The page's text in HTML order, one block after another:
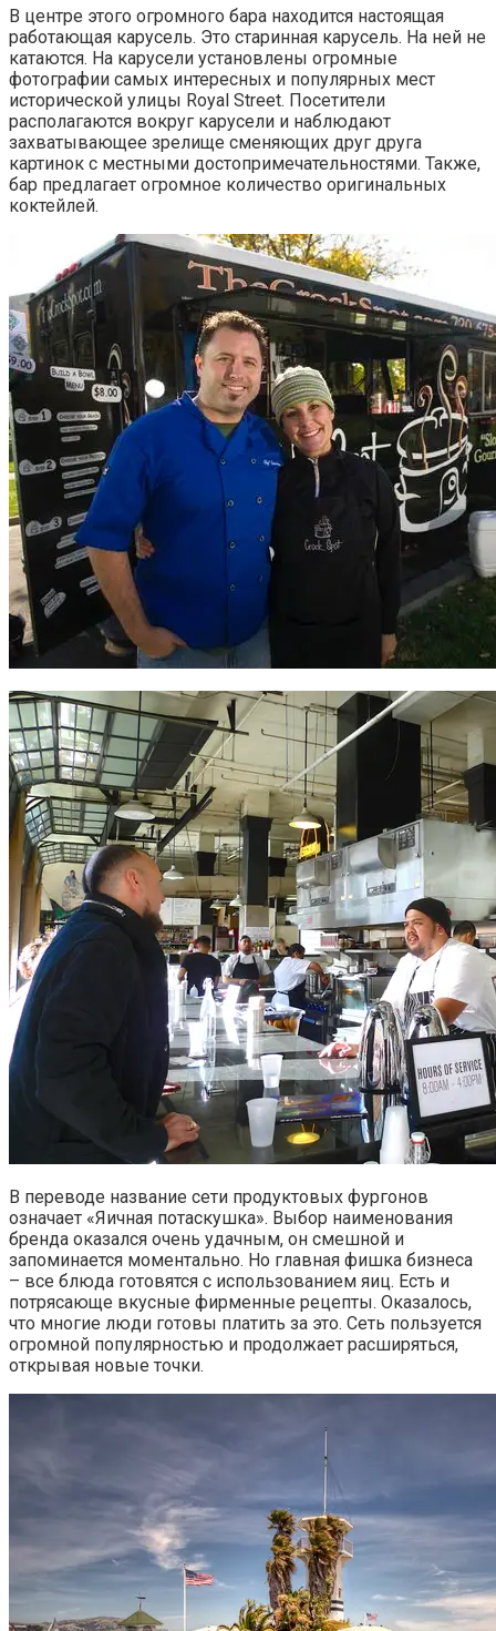
В центре этого огромного бара находится настоящая
работающая карусель. Это старинная карусель. На ней не
катаются. На карусели установлены огромные
фотографии самых интересных и популярных мест
исторической улицы Royal Street. Посетители
располагаются вокруг карусели и наблюдают
захватывающее зрелище сменяющих друг друга
картинок с местными достопримечательностями. Также,
бар предлагает огромное количество оригинальных
коктейлей.
В переводе название сети продуктовых фургонов
означает «Яичная потаскушка». Выбор наименования
бренда оказался очень удачным, он смешной и
запоминается моментально. Но главная фишка бизнеса
– все блюда готовятся с использованием яиц. Есть и
потрясающе вкусные фирменные рецепты. Оказалось,
что многие люди готовы платить за это. Сеть пользуется
огромной популярностью и продолжает расширяться,
открывая новые точки.